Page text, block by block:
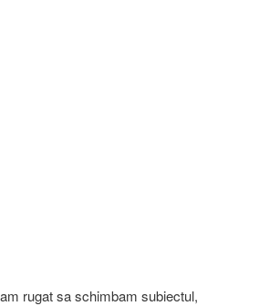
rugat sa schimbam subiectul,